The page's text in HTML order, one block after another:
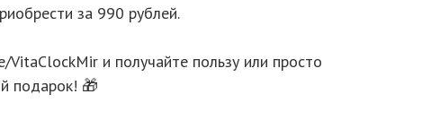
за 990 рублей.
и получайте пользу или просто
подарок! 🎁